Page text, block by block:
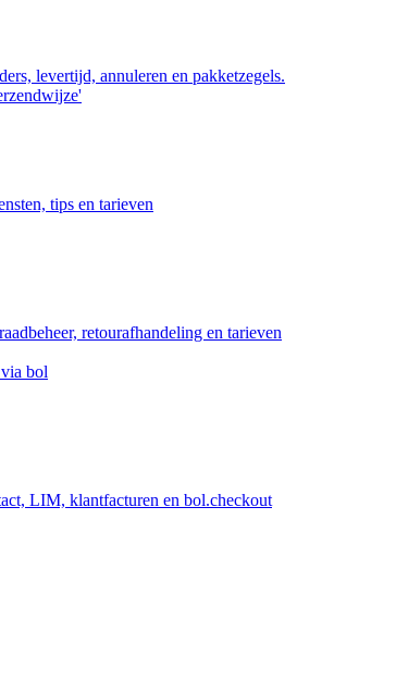
levertijd, annuleren en pakketzegels.
tips en tarieven
retourafhandeling en tarieven
bol
LIM, klantfacturen en bol.checkout